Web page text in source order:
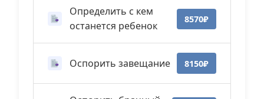
Определить с кем
останется ребенок
8570₽
Оспорить завещание 8150₽